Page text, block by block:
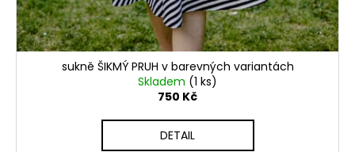
sukně ŠIKMÝ PRUH v barevných variantách
Skladem (1 ks)
750 Kč
DETAIL